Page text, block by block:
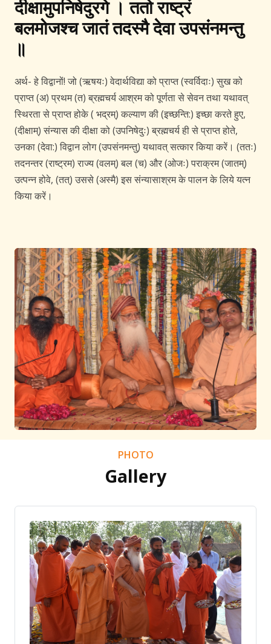
दीक्षामुपनिषेदुरगे । ततो राष्ट्रं
बलमोजश्च जातं तदस्मै देवा उपसंनमन्तु
॥
अर्थ- हे विद्वानों! जो (ऋषयः) वेदार्थविद्या को प्राप्त (स्वर्विदाः) सुख को
प्राप्त (अ) प्रथम (त) ब्रह्मचर्य आश्रम को पूर्णता से सेवन तथा यथावत्
स्थिरता से प्राप्त होके ( भद्रम्) कल्याण की (इच्छन्ति:) इच्छा करते हुए,
(दीक्षाम्) संन्यास की दीक्षा को (उपनिषेदुः) ब्रह्मचर्य ही से प्राप्त होते,
उनका (देवा:) विद्वान लोग (उपसंनमन्तु) यथावत् सत्कार किया करें। (ततः)
तदनन्तर (राष्ट्रम) राज्य (वलम्) बल (च) और (ओजः) पराक्रम (जातम्)
उत्पन्न होवे, (तत्) उससे (अस्मै) इस संन्यासाश्रम के पालन के लिये यत्न
किया करें।
PHOTO
Gallery